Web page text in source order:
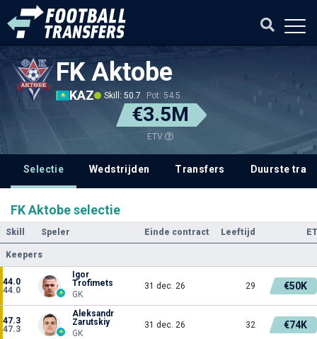
FK Aktobe
KAZ Skill: 50.7 Pot: 54.5
€3.5M
ETV
Selectie Wedstrijden Transfers Duurste
FK Aktobe selectie
Skill Speler Einde contract Leeftijd
Keepers
44.0
44.0
Igor
Trofimets
GK
31 dec. 26 29 €50K
47.3
47.3
Aleksandr
Zarutskiy
GK
31 dec. 26 32 €74K